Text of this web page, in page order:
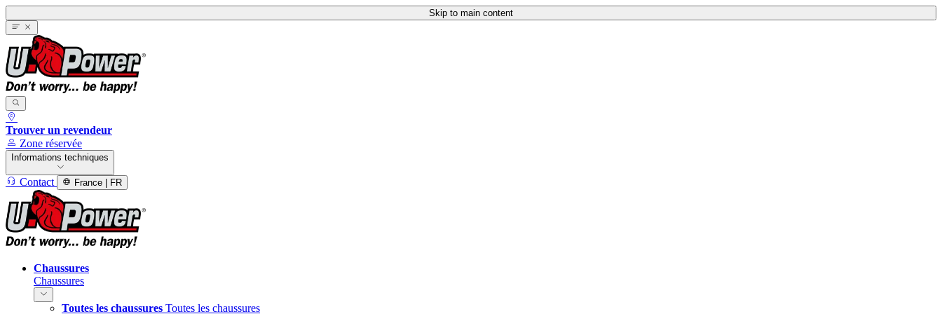
Skip to main content
Trouver un revendeur
Zone réservée
Informations techniques
Contact France | FR
Chaussures
Chaussures
Toutes les chaussures Toutes les chaussures